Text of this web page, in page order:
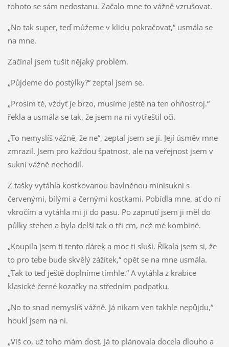
tohoto se sám nedostanu. Začalo mne to vážně vzrušovat.
„No tak super, teď můžeme v klidu pokračovat,“ usmála se
na mne.
Začínal jsem tušit nějaký problém.
„Půjdeme do postýlky?“ zeptal jsem se.
„Prosím tě, vždyť je brzo, musíme ještě na ten ohňostroj.“
řekla a usmála se tak, že jsem na ni vytřeštil oči.
„To nemyslíš vážně, že ne“, zeptal jsem se jí. Její úsměv mne
zmrazil. Jsem pro každou špatnost, ale na veřejnost jsem v
sukni vážně nechodil.
Z tašky vytáhla kostkovanou bavlněnou minisukni s
červenými, bílými a černými kostkami. Pobídla mne, ať do ní
vkročím a vytáhla mi ji do pasu. Po zapnutí jsem ji měl do
půlky stehen a byla delší tak o tři cm, než mé kombiné.
„Koupila jsem ti tento dárek a moc ti sluší. Říkala jsem si, že
to pro tebe bude skvělý zážitek,“ opět se na mne usmála.
„Tak to teď ještě doplníme tímhle.“ A vytáhla z krabice
klasické černé kozačky na středním podpatku.
„No to snad nemyslíš vážně. Já nikam ven takhle nepůjdu,“
houkl jsem na ni.
„Víš co, už toho mám dost. Já to plánovala docela dlouho a